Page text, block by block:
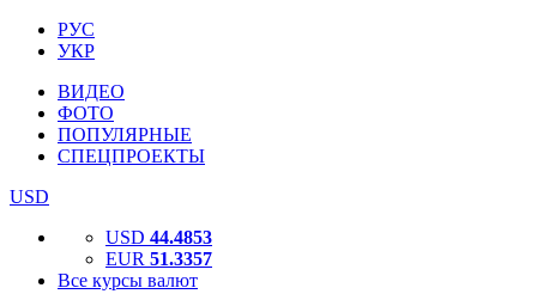
РУС
УКР
ВИДЕО
ФОТО
ПОПУЛЯРНЫЕ
СПЕЦПРОЕКТЫ
USD
USD 44.4853
EUR 51.3357
Все курсы валют